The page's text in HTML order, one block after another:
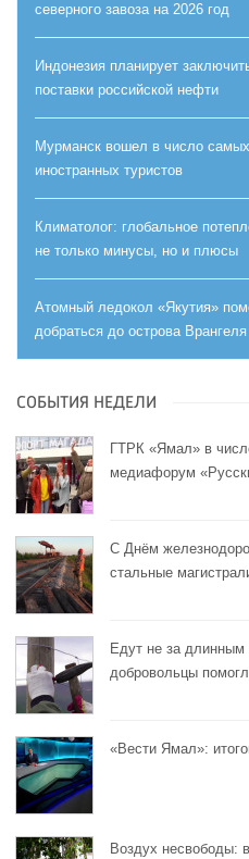
северного завоза на 2026 год
Индонезия планирует
поставки российской нефти
Мурманск вошел в число
иностранных туристов
Климатолог: глобальное
не только минусы, но и плюсы
Атомный ледокол «Якутия»
добраться до острова Врангеля
СОБЫТИЯ НЕДЕЛИ
ГТРК «Ямал» в
медиафорум
С Днём
стальные
Едут не за
добровольцы
«Вести Ямал»:
Воздух несвободы: